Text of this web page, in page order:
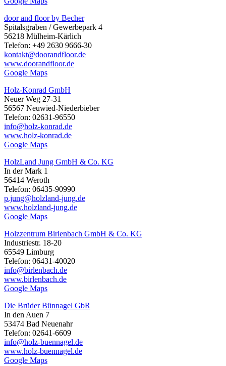
door and floor by Becher
Spitalsgraben / Gewerbepark 4
56218 Mülheim-Kärlich
Telefon: +49 2630 9666-30
kontakt@doorandfloor.de
www.doorandfloor.de
Google Maps
Holz-Konrad GmbH
Neuer Weg 27-31
56567 Neuwied-Niederbieber
Telefon: 02631-96550
info@holz-konrad.de
www.holz-konrad.de
Google Maps
HolzLand Jung GmbH & Co. KG
In der Mark 1
56414 Weroth
Telefon: 06435-90990
p.jung@holzland-jung.de
www.holzland-jung.de
Google Maps
Holzzentrum Birlenbach GmbH & Co. KG
Industriestr. 18-20
65549 Limburg
Telefon: 06431-40020
info@birlenbach.de
www.birlenbach.de
Google Maps
Die Brüder Bünnagel GbR
In den Auen 7
53474 Bad Neuenahr
Telefon: 02641-6609
info@holz-buennagel.de
www.holz-buennagel.de
Google Maps